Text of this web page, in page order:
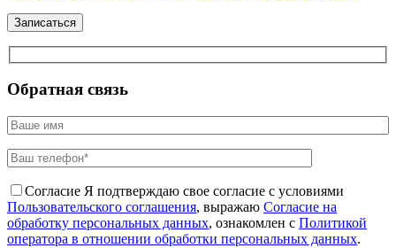
Обратная связь
Согласие Я подтверждаю свое согласие с условиями
Пользовательского соглашения, выражаю Согласие на
обработку персональных данных, ознакомлен с Политикой
оператора в отношении обработки персональных данных.